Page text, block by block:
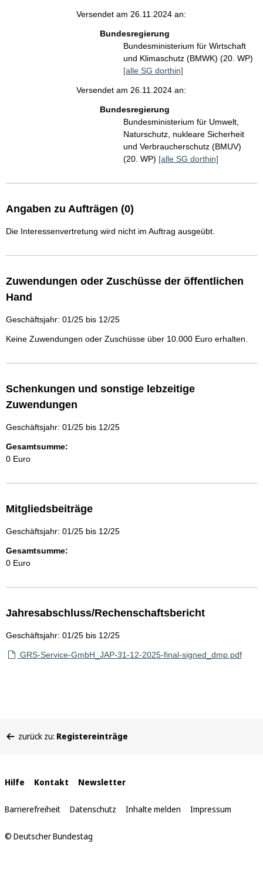
Versendet am 26.11.2024 an:
Bundesregierung
Bundesministerium für Wirtschaft
und Klimaschutz (BMWK) (20. WP)
[alle SG dorthin]
Versendet am 26.11.2024 an:
Bundesregierung
Bundesministerium für Umwelt,
Naturschutz, nukleare Sicherheit
und Verbraucherschutz (BMUV)
(20. WP) [alle SG dorthin]
Angaben zu Aufträgen (0)
Die Interessenvertretung wird nicht im Auftrag ausgeübt.
Zuwendungen oder Zuschüsse der öffentlichen
Hand
Geschäftsjahr: 01/25 bis 12/25
Keine Zuwendungen oder Zuschüsse über 10.000 Euro erhalten.
Schenkungen und sonstige lebzeitige
Zuwendungen
Geschäftsjahr: 01/25 bis 12/25
Gesamtsumme:
0 Euro
Mitgliedsbeiträge
Geschäftsjahr: 01/25 bis 12/25
Gesamtsumme:
0 Euro
Jahresabschluss/Rechenschaftsbericht
Geschäftsjahr: 01/25 bis 12/25
GRS-Service-GmbH_JAP-31-12-2025-final-signed_dmp.pdf
befinden
zurück zu: Registereinträge
Interne
Links
Hilfe Kontakt Newsletter
Barrierefreiheit Datenschutz Inhalte melden Impressum
© Deutscher Bundestag